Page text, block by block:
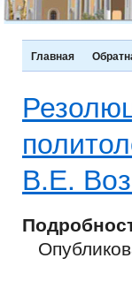
Главная
В.Е.